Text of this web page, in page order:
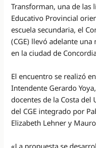
Transforman, una de las
Educativo Provincial
escuela secundaria, el
(CGE) llevó adelante
en la ciudad de
El encuentro se realizó
Intendente Gerardo
docentes de la Costa
del CGE integrado por
Elizabeth Lehner y
«La propuesta se